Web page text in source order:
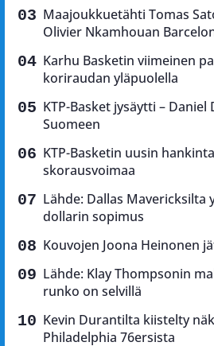
Maajoukkuetähti Tomas
Olivier Nkamhouan
Karhu Basketin viimeinen
koriraudan yläpuolella
KTP-Basket jysäytti – Daniel
Suomeen
KTP-Basketin uusin
skorausvoimaa
Lähde: Dallas Mavericksilta
dollarin sopimus
Kouvojen Joona Heinonen
Lähde: Klay Thompsonin
runko on selvillä
Kevin Durantilta kiistelty
Philadelphia 76ersista